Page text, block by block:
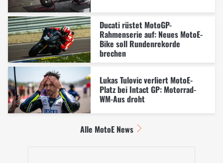
Ducati rüstet MotoGP-
Rahmenserie auf: Neues MotoE-
Bike soll Rundenrekorde
brechen
Lukas Tulovic verliert MotoE-
Platz bei Intact GP: Motorrad-
WM-Aus droht
Alle MotoE News